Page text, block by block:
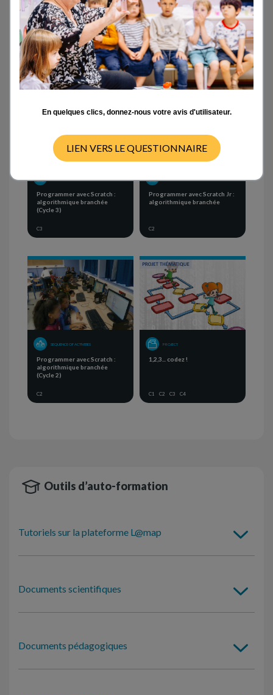
Activités en classe
- ANY - CYCLE 1 CYCLE 2 CYCLE 3 CYCLE 4
Programmer avec Scratch :
algorithmique branchée
(Cycle 3)
C3
Programmer avec Scratch Jr :
algorithmique branchée
C2
SEQUENCE OF ACTIVITIES
Programmer avec Scratch :
algorithmique branchée
(Cycle 2)
C2
PROJECT
1,2,3... codez !
C1 C2 C3 C4
Outils d’auto-formation
Tutoriels sur la plateforme L@map
Documents scientifiques
Documents pédagogiques
En quelques clics, donnez-nous votre avis d'utilisateur.
LIEN VERS LE QUESTIONNAIRE